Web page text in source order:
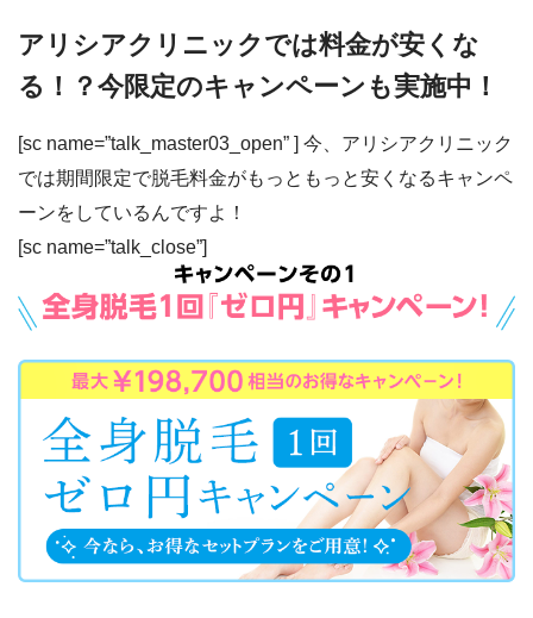
アリシアクリニックでは料金が安くな
る！？今限定のキャンペーンも実施中！
[sc name=”talk_master03_open” ] 今、アリシアクリニック
では期間限定で脱毛料金がもっともっと安くなるキャンペ
ーンをしているんですよ！
[sc name=”talk_close”]